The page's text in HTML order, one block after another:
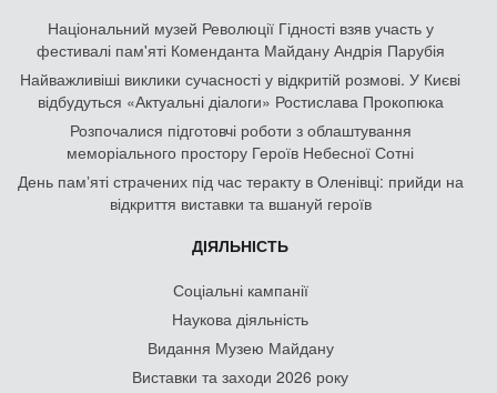
Національний музей Революції Гідності взяв участь у
фестивалі пам'яті Коменданта Майдану Андрія Парубія
Найважливіші виклики сучасності у відкритій розмові. У Києві
відбудуться «Актуальні діалоги» Ростислава Прокопюка
Розпочалися підготовчі роботи з облаштування
меморіального простору Героїв Небесної Сотні
День памʼяті страчених під час теракту в Оленівці: прийди на
відкриття виставки та вшануй героїв
ДІЯЛЬНІСТЬ
Соціальні кампанії
Наукова діяльність
Видання Музею Майдану
Виставки та заходи 2026 року